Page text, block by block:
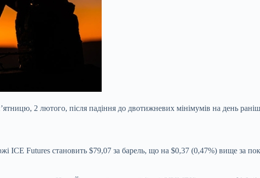
2 лютого, після падіння до двотижневих мінімумів на день
ICE Futures становить $79,07 за барель, що на $0,37 (0,47%) вище за